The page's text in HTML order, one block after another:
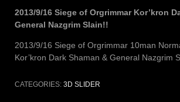
2013/9/16 Siege of Orgrimmar Kor’kron
General Nazgrim Slain!!
2013/9/16 Siege of Orgrimmar 10man
Kor’kron Dark Shaman & General Nazgrim
CATEGORIES: 3D SLIDER